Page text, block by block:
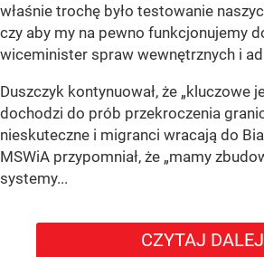
właśnie trochę było testowanie
czy aby my na pewno funkcjonujemy
wiceminister spraw wewnętrznych i
Duszczyk kontynuował, że „kluczowe
dochodzi do prób przekroczenia
nieskuteczne i migranci wracają do
MSWiA przypomniał, że „mamy
systemy...
CZYTAJ DALEJ